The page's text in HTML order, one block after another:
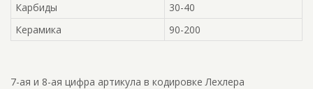
Карбиды
30-40
Керамика
90-200
7-ая и 8-ая цифра артикула в кодировке Лехлера